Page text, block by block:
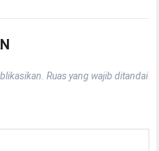
Ruas yang wajib ditandai